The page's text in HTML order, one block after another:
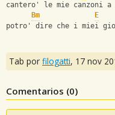
cantero' le mie canzoni
Bm
E
potro' dire che i miei
Tab por filogatti, 17 nov
Comentarios (0)